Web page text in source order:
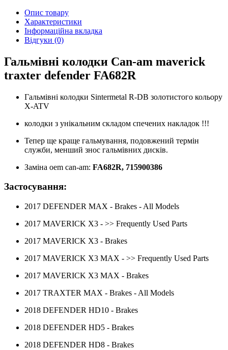
Опис товару
Характеристики
Інформаційна вкладка
Відгуки (0)
Гальмівні колодки Can-am maverick
traxter defender FA682R
Гальмівні колодки Sintermetal R-DB золотистого кольору
X-ATV
колодки з унікальним складом спечених накладок !!!
Тепер ще краще гальмування, подовжений термін
служби, менший знос гальмівних дисків.
Заміна oem can-am: FA682R, 715900386
Застосування:
2017 DEFENDER MAX - Brakes - All Models
2017 MAVERICK X3 - >> Frequently Used Parts
2017 MAVERICK X3 - Brakes
2017 MAVERICK X3 MAX - >> Frequently Used Parts
2017 MAVERICK X3 MAX - Brakes
2017 TRAXTER MAX - Brakes - All Models
2018 DEFENDER HD10 - Brakes
2018 DEFENDER HD5 - Brakes
2018 DEFENDER HD8 - Brakes